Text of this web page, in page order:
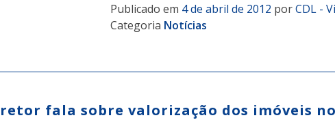
Publicado em 4 de abril de 2012 porCDL -
Categoria Notícias
fala sobre valorização dos imóveis